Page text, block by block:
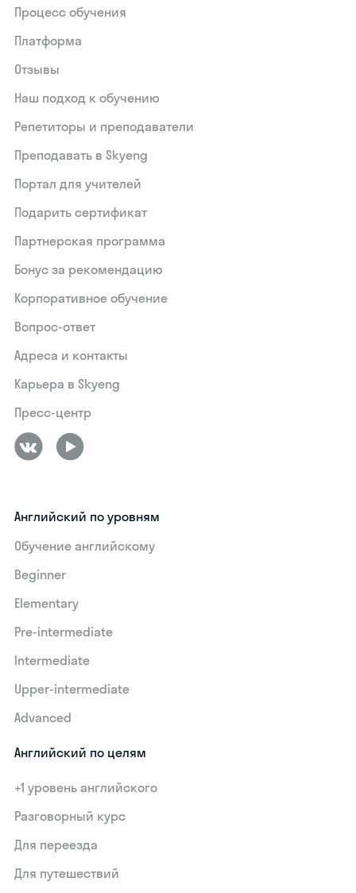
Процесс обучения
Платформа
Отзывы
Наш подход к обучению
Репетиторы и преподаватели
Преподавать в Skyeng
Портал для учителей
Подарить сертификат
Партнерская программа
Бонус за рекомендацию
Корпоративное обучение
Вопрос-ответ
Адреса и контакты
Карьера в Skyeng
Пресс-центр
Английский по уровням
Обучение английскому
Beginner
Elementary
Pre-intermediate
Intermediate
Upper-intermediate
Advanced
Английский по целям
+1 уровень английского
Разговорный курс
Для переезда
Для путешествий